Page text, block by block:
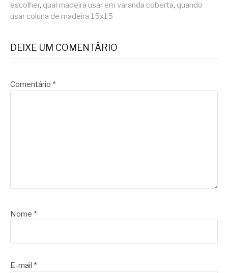
escolher, qual madeira usar em varanda coberta, quando
usar coluna de madeira 15x15
DEIXE UM COMENTÁRIO
Comentário *
Nome *
E-mail *